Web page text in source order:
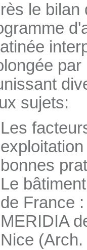
le bilan
sujets:
Les
bonnes
Le
de France
MERIDIA
Nice